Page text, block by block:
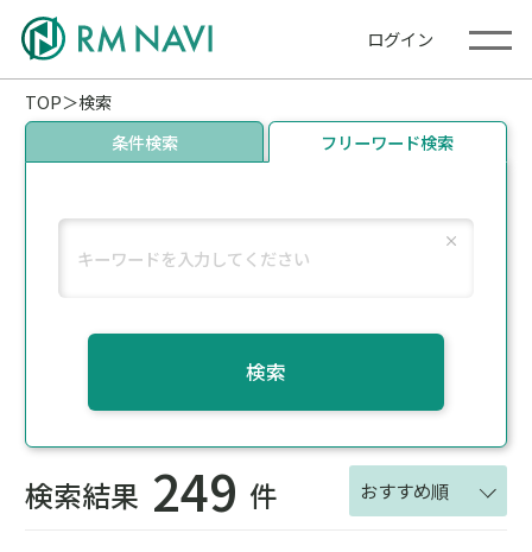
ログイン
TOP
検索
条件検索
フリーワード検索
検索
検索結果 249 件 おすすめ順